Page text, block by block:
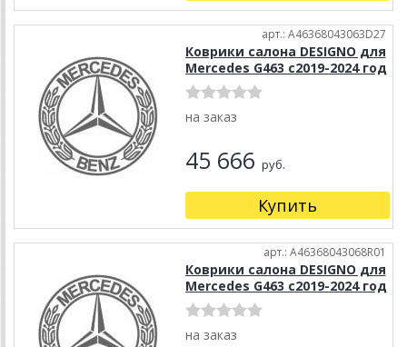
арт.: A46368043063D27
Коврики салона DESIGNO для
Mercedes G463 с2019-2024 год
на заказ
45 666 руб.
Купить
арт.: A46368043068R01
Коврики салона DESIGNO для
Mercedes G463 с2019-2024 год
на заказ